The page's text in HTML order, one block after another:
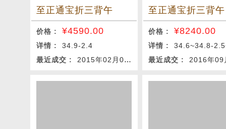
至正通宝折三背午
价格 : ¥4590.00
详情 : 34.9-2.4
最近成交 : 2015年02月09日
至正通宝折三背午
价格 :¥8240.00
详情 :34.6~34.8-2.5~2.7-
最近成交 :2016年09月